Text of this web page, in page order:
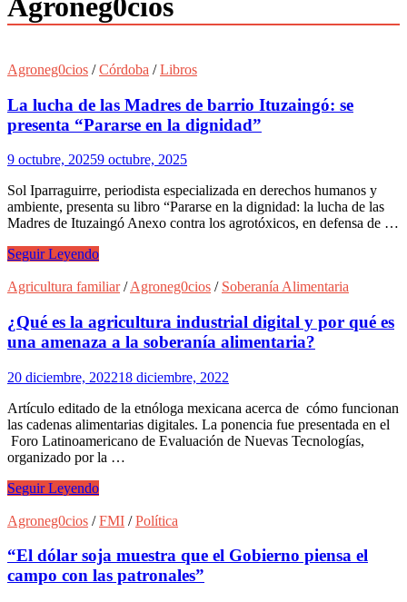
Agroneg0cios
Agroneg0cios /Córdoba /Libros
La lucha de las Madres de barrio Ituzaingó: se
presenta “Pararse en la dignidad”
9 octubre, 20259 octubre, 2025
Sol Iparraguirre, periodista especializada en derechos humanos y
ambiente, presenta su libro “Pararse en la dignidad: la lucha de las
Madres de Ituzaingó Anexo contra los agrotóxicos, en defensa de …
La
de
Madres
de
barrio
se
presenta
“Pararse
en
la
dignidad”
Seguir Leyendo
Agricultura familiar/Agroneg0cios / Soberanía Alimentaria
¿Qué es la agricultura industrial digital y por qué es
una amenaza a la soberanía alimentaria?
20 diciembre, 202218 diciembre, 2022
Artículo editado de la etnóloga mexicana acerca de cómo funcionan
las cadenas alimentarias digitales. La ponencia fue presentada en el
Foro Latinoamericano de Evaluación de Nuevas Tecnologías,
organizado por la …
¿Qué
la
industrial
y
Seguir Leyendo
Agroneg0cios /FMI /Política
“El dólar soja muestra que el Gobierno piensa el
campo con las patronales”